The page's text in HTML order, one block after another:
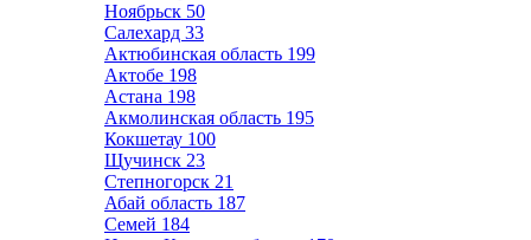
Ноябрьск 50
Салехард 33
Актюбинская область 199
Актобе 198
Астана 198
Акмолинская область 195
Кокшетау 100
Щучинск 23
Степногорск 21
Абай область 187
Семей 184